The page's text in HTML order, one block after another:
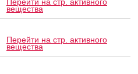
Перейти на стр. активного
вещества
Перейти на стр. активного
вещества